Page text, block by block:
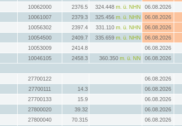
10062000 2376.5 324.448 m. ü. NHN 06.08.2026
10061007 2379.3 325.456 m. ü. NHN 06.08.2026
10056302 2397.4 331.110 m. ü. NHN 06.08.2026
10054500 2409.7 335.659 m. ü. NHN 06.08.2026
10053009 2414.8 06.08.2026
10046105 2458.3 360.350 m. ü. NN 06.08.2026
27700122 06.08.2026
27700111 14.3 06.08.2026
27700133 15.9 06.08.2026
27800020 39.32 06.08.2026
27800040 70.315 06.08.2026